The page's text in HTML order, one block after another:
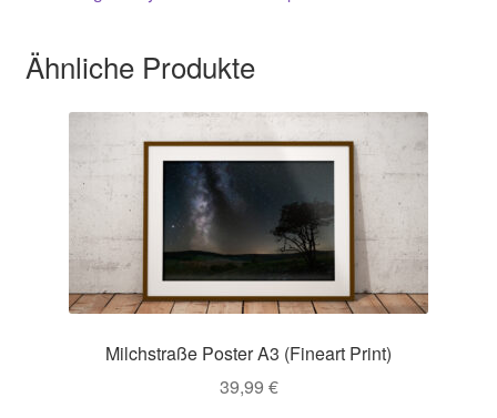
Ähnliche Produkte
Milchstraße Poster A3 (Fineart Print)
39,99 €